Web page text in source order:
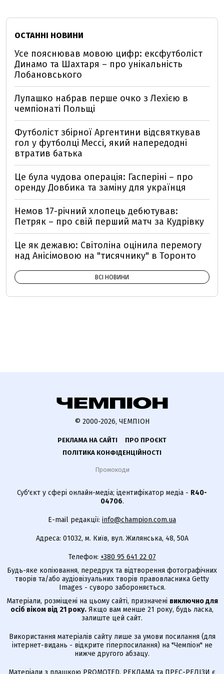
ОСТАННІ НОВИНИ
Усе пояснював мовою цифр: ексфутболіст
Динамо та Шахтаря – про унікальність
Лобановського
Лупашко набрав перше очко з Лехією в
чемпіонаті Польщі
Футболіст збірної Аргентини відсвяткував
гол у футболці Мессі, який напередодні
втратив батька
Це була чудова операція: Гасперіні – про
оренду Довбика та заміну для українця
Немов 17-річний хлопець дебютував:
Петряк – про свій перший матч за Кудрівку
Це як дежавю: Світоліна оцінила перемогу
над Анісімовою на "тисячнику" в Торонто
ВСІ НОВИНИ
© 2000-2026, ЧЕМПІОН
РЕКЛАМА НА САЙТІ
ПРО ПРОЄКТ
ПОЛІТИКА КОНФІДЕНЦІЙНОСТІ
Промокоди
Суб'єкт у сфері онлайн-медіа; ідентифікатор медіа - R40-
04706.
E-mail редакції: info@champion.com.ua
Адреса: 01032, м. Київ, вул. Жилянська, 48, 50А
Телефон: +380 95 641 22 07
Будь-яке копіювання, передрук та відтворення фотографічних
творів та/або аудіовізуальних творів правовласника Getty
Images - суворо забороняється.
Матеріали, розміщені на цьому сайті, призначені виключно для
осіб віком від 21 року. Якщо вам менше 21 року, будь ласка,
залиште цей сайт.
Використання матеріалів сайту лише за умови посилання (для
інтернет-видань - відкрите гіперпосилання) на "Чемпіон" не
нижче другого абзацу.